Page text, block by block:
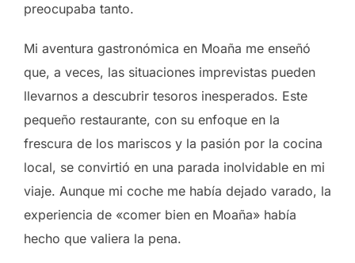
preocupaba tanto.
Mi aventura gastronómica en Moaña me enseñó
que, a veces, las situaciones imprevistas pueden
llevarnos a descubrir tesoros inesperados. Este
pequeño restaurante, con su enfoque en la
frescura de los mariscos y la pasión por la cocina
local, se convirtió en una parada inolvidable en mi
viaje. Aunque mi coche me había dejado varado, la
experiencia de «comer bien en Moaña» había
hecho que valiera la pena.